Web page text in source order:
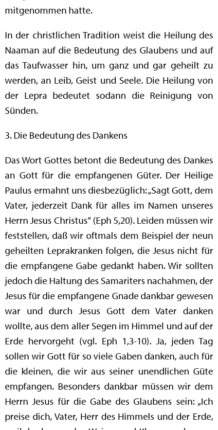
mitgenommen hatte.
In der christlichen Tradition weist die Heilung des
Naaman auf die Bedeutung des Glaubens und auf
das Taufwasser hin, um ganz und gar geheilt zu
werden, an Leib, Geist und Seele. Die Heilung von
der Lepra bedeutet sodann die Reinigung von
Sünden.
3. Die Bedeutung des Dankens
Das Wort Gottes betont die Bedeutung des Dankes
an Gott für die empfangenen Güter. Der Heilige
Paulus ermahnt uns diesbezüglich: „Sagt Gott, dem
Vater, jederzeit Dank für alles im Namen unseres
Herrn Jesus Christus“ (Eph 5,20). Leiden müssen wir
feststellen, daß wir oftmals dem Beispiel der neun
geheilten Leprakranken folgen, die Jesus nicht für
die empfangene Gabe gedankt haben. Wir sollten
jedoch die Haltung des Samariters nachahmen, der
Jesus für die empfangene Gnade dankbar gewesen
war und durch Jesus Gott dem Vater danken
wollte, aus dem aller Segen im Himmel und auf der
Erde hervorgeht (vgl. Eph 1,3-10). Ja, jeden Tag
sollen wir Gott für so viele Gaben danken, auch für
die kleinen, die wir aus seiner unendlichen Güte
empfangen. Besonders dankbar müssen wir dem
Herrn Jesus für die Gabe des Glaubens sein: „Ich
preise dich, Vater, Herr des Himmels und der Erde,